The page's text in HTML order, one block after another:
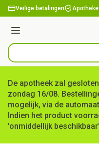
Ga naar de inhoud
Veilige betalingen
Menu
Product, merk, categorie...
De apotheek zal
zondag 16/08.
mogelijk, via de
Indien het product
'onmiddellijk